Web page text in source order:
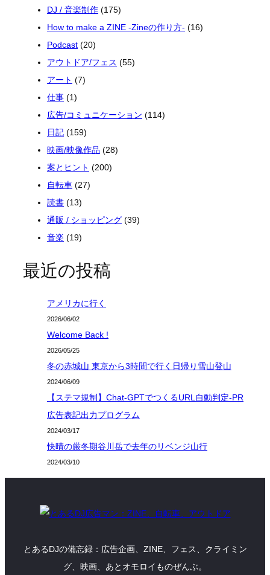
DJ / 音楽制作 (175)
How to make a ZINE -Zineの作り方- (16)
Podcast (20)
アウトドア/フェス (55)
アート (7)
仕事 (1)
広告/コミュニケーション (114)
日記 (159)
映画/映像作品 (28)
案とヒント (200)
自転車 (27)
読書 (13)
通販 / ショッピング (39)
音楽 (19)
最近の投稿
アメリカに行く
2026/06/02
Welcome Back !
2026/05/25
冬の赤城山 東京から3時間で行く日帰り雪山登山
2024/06/09
【ステマ規制】Chat-GPTでつくるURL自動判定-PR
広告表記出力プログラム
2024/03/17
快晴の厳冬期谷川岳で去年のリベンジ山行
2024/03/10
とあるDJの備忘録：広告企画、ZINE、フェス、クライミン
グ、映画、あとオモロイものぜんぶ。